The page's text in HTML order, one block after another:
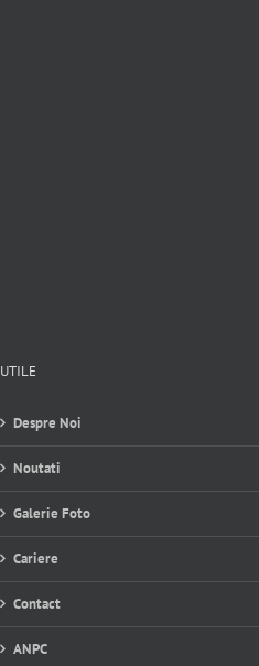
UTILE
Despre Noi
Noutati
Galerie Foto
Cariere
Contact
ANPC